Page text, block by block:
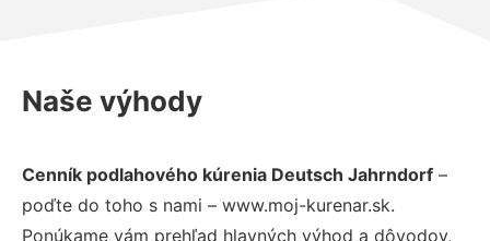
Naše výhody
Cenník podlahového kúrenia Deutsch Jahrndorf –
poďte do toho s nami – www.moj-kurenar.sk.
Ponúkame vám prehľad hlavných výhod a dôvodov,